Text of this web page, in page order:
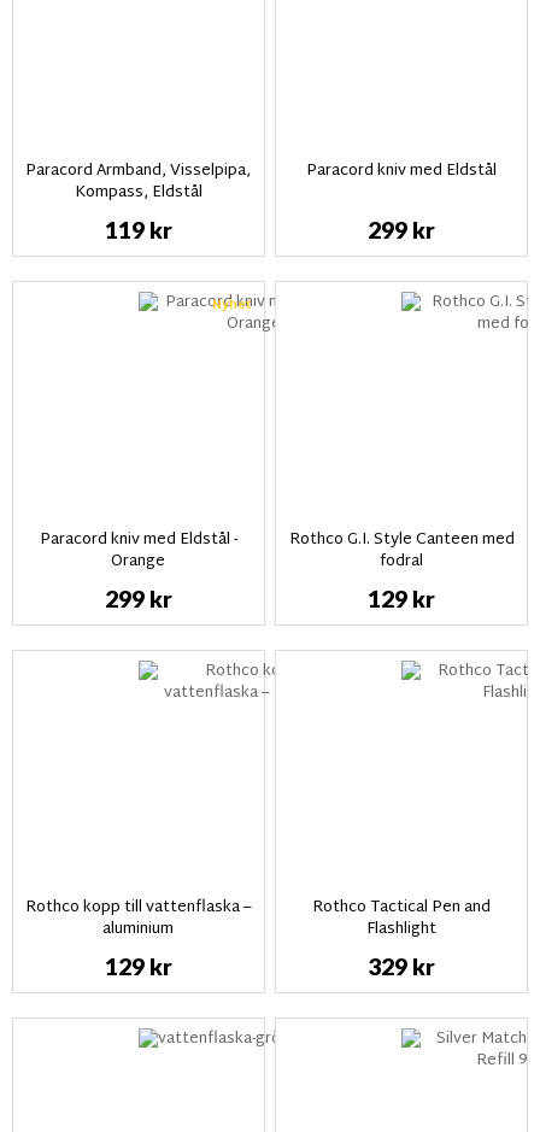
Paracord Armband, Visselpipa,
Kompass, Eldstål
119 kr
Paracord kniv med Eldstål
299 kr
Nyhet
Paracord kniv med Eldstål -
Orange
299 kr
Rothco G.I. Style Canteen med
fodral
129 kr
Rothco kopp till vattenflaska –
aluminium
129 kr
Rothco Tactical Pen and
Flashlight
329 kr